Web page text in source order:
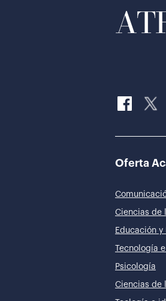
Oferta
Ciencias de
Educación y
Tecnología
Psicología
Ciencias de